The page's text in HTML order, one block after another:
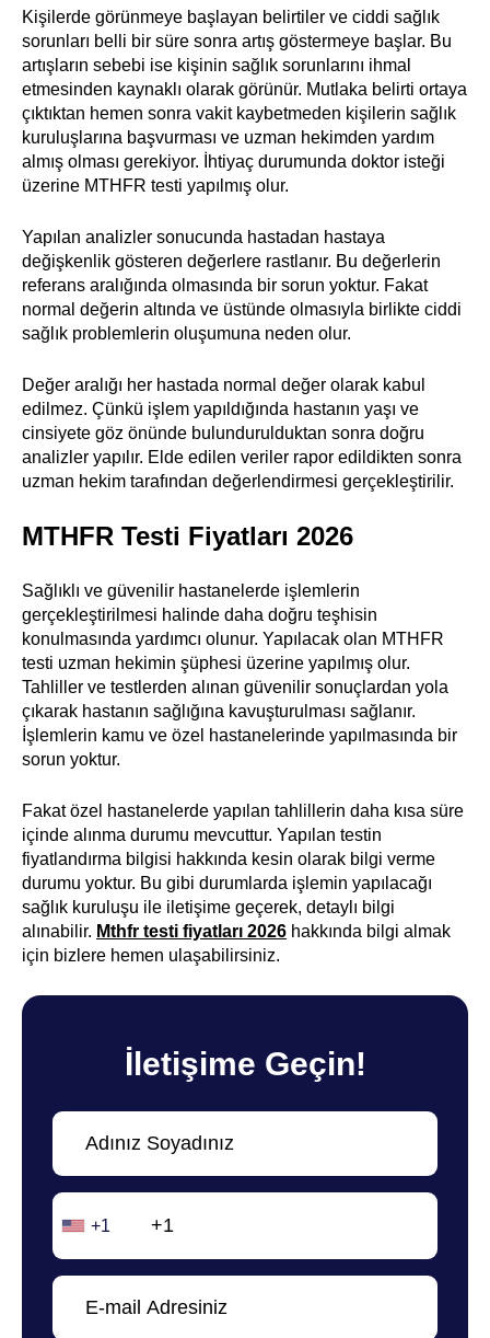
Kişilerde görünmeye başlayan belirtiler ve ciddi sağlık
sorunları belli bir süre sonra artış göstermeye başlar. Bu
artışların sebebi ise kişinin sağlık sorunlarını ihmal
etmesinden kaynaklı olarak görünür. Mutlaka belirti ortaya
çıktıktan hemen sonra vakit kaybetmeden kişilerin sağlık
kuruluşlarına başvurması ve uzman hekimden yardım
almış olması gerekiyor. İhtiyaç durumunda doktor isteği
üzerine MTHFR testi yapılmış olur.
Yapılan analizler sonucunda hastadan hastaya
değişkenlik gösteren değerlere rastlanır. Bu değerlerin
referans aralığında olmasında bir sorun yoktur. Fakat
normal değerin altında ve üstünde olmasıyla birlikte ciddi
sağlık problemlerin oluşumuna neden olur.
Değer aralığı her hastada normal değer olarak kabul
edilmez. Çünkü işlem yapıldığında hastanın yaşı ve
cinsiyete göz önünde bulundurulduktan sonra doğru
analizler yapılır. Elde edilen veriler rapor edildikten sonra
uzman hekim tarafından değerlendirmesi gerçekleştirilir.
MTHFR Testi Fiyatları 2026
Sağlıklı ve güvenilir hastanelerde işlemlerin
gerçekleştirilmesi halinde daha doğru teşhisin
konulmasında yardımcı olunur. Yapılacak olan MTHFR
testi uzman hekimin şüphesi üzerine yapılmış olur.
Tahliller ve testlerden alınan güvenilir sonuçlardan yola
çıkarak hastanın sağlığına kavuşturulması sağlanır.
İşlemlerin kamu ve özel hastanelerinde yapılmasında bir
sorun yoktur.
Fakat özel hastanelerde yapılan tahlillerin daha kısa süre
içinde alınma durumu mevcuttur. Yapılan testin
fiyatlandırma bilgisi hakkında kesin olarak bilgi verme
durumu yoktur. Bu gibi durumlarda işlemin yapılacağı
sağlık kuruluşu ile iletişime geçerek, detaylı bilgi
alınabilir. Mthfr testi fiyatları 2026 hakkında bilgi almak
için bizlere hemen ulaşabilirsiniz.
İletişime Geçin!
+1